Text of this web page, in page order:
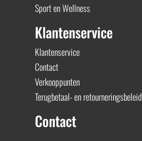
Sport en Wellness
Klantenservice
Klantenservice
Contact
Verkooppunten
Terugbetaal- en retourneringsbeleid
Contact